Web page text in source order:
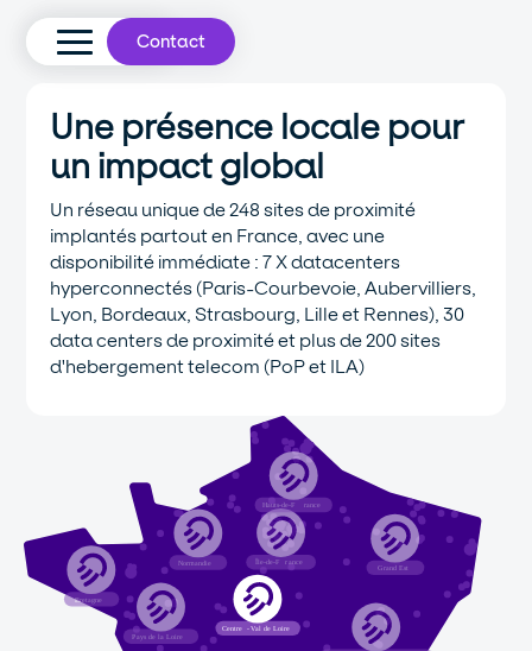
Contact
Une présence locale pour
un impact global
Un réseau unique de 248 sites de proximité
implantés partout en France, avec une
disponibilité immédiate : 7 X datacenters
hyperconnectés (Paris-Courbevoie, Aubervilliers,
Lyon, Bordeaux, Strasbourg, Lille et Rennes), 30
data centers de proximité et plus de 200 sites
d'hebergement telecom (PoP et ILA)
P a ys de la Loire
Normandie Île-de-F rance
Hauts-de-F rance
Gr and Est
Centre -Val de Loire
Bretagne